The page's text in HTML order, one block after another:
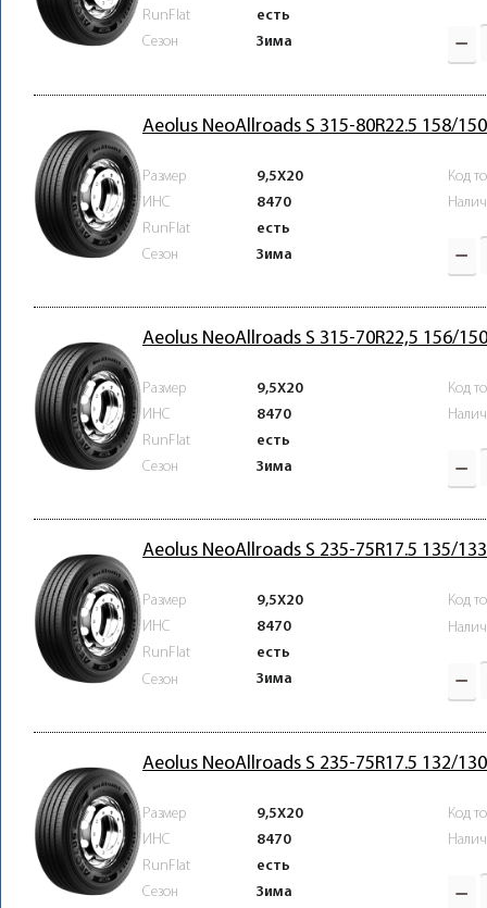
RunFlat
есть
Сезон
Зима
Aeolus NeoAllroads S 315-80R22.5 158/
Размер
9,5X20
ИНС
8470
RunFlat
есть
Сезон
Зима
Код
Aeolus NeoAllroads S 315-70R22,5 156/
Размер
9,5X20
ИНС
8470
RunFlat
есть
Сезон
Зима
Код
Aeolus NeoAllroads S 235-75R17.5 135/
Размер
9,5X20
ИНС
8470
RunFlat
есть
Сезон
Зима
Код
Aeolus NeoAllroads S 235-75R17.5 132/
Размер
9,5X20
ИНС
8470
RunFlat
есть
Сезон
Зима
Код